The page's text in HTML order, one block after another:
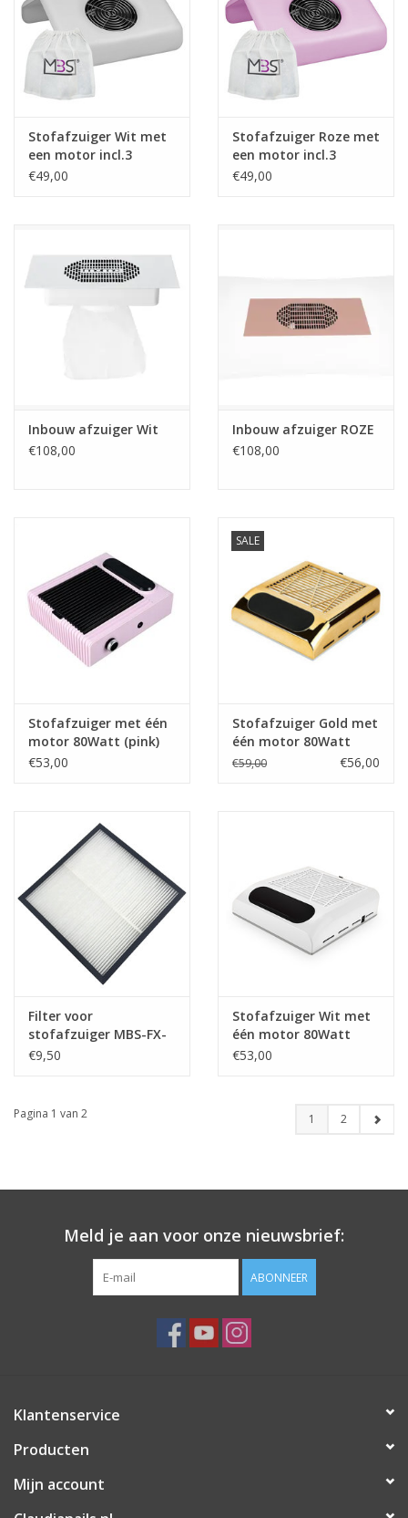
Stofafzuiger Wit met
een motor incl.3
vervanging zakken
€49,00
Stofafzuiger Roze met
een motor incl.3
vervanging zakken
€49,00
Inbouw afzuiger Wit
€108,00
Inbouw afzuiger ROZE
€108,00
Stofafzuiger met één
motor 80Watt (pink)
€53,00
SALE
Stofafzuiger Gold met
één motor 80Watt
€59,00 €56,00
Filter voor
stofafzuiger MBS-FX-
15
€9,50
Stofafzuiger Wit met
één motor 80Watt
€53,00
Pagina 1 van 2 1 2
Meld je aan voor onze nieuwsbrief:
ABONNEER
Klantenservice
Producten
Mijn account